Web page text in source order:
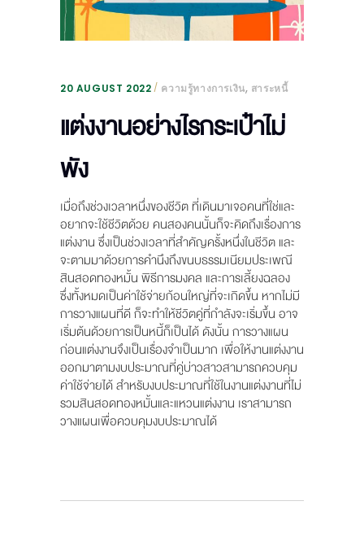
20 AUGUST 2022 ความรู้ทางการเงิน, สาระหนี้
แต่งงานอย่างไรกระเป๋าไม่
พัง
เมื่อถึงช่วงเวลาหนึ่งของชีวิต ที่เดินมาเจอคนที่ใช่และ
อยากจะใช้ชีวิตด้วย คนสองคนนั้นก็จะคิดถึงเรื่องการ
แต่งงาน ซึ่งเป็นช่วงเวลาที่สำคัญครั้งหนึ่งในชีวิต และ
จะตามมาด้วยการคำนึงถึงขนบธรรมเนียมประเพณี
สินสอดทองหมั้น พิธีการมงคล และการเลี้ยงฉลอง
ซึ่งทั้งหมดเป็นค่าใช้จ่ายก้อนใหญ่ที่จะเกิดขึ้น หากไม่มี
การวางแผนที่ดี ก็จะทำให้ชีวิตคู่ที่กำลังจะเริ่มขึ้น อาจ
เริ่มต้นด้วยการเป็นหนี้ก็เป็นได้ ดังนั้น การวางแผน
ก่อนแต่งงานจึงเป็นเรื่องจำเป็นมาก เพื่อให้งานแต่งงาน
ออกมาตามงบประมาณที่คู่บ่าวสาวสามารถควบคุม
ค่าใช้จ่ายได้ สำหรับงบประมาณที่ใช้ในงานแต่งงานที่ไม่
รวมสินสอดทองหมั้นและแหวนแต่งงาน เราสามารถ
วางแผนเพื่อควบคุมงบประมาณได้